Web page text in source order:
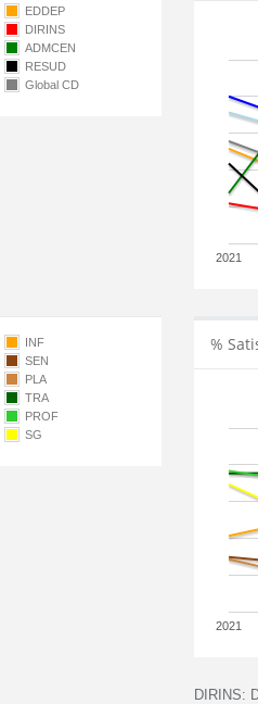
EDDEP
DIRINS
ADMCEN
RESUD
Global CD
2021
INF
SEN
PLA
TRA
PROF
SG
%
2021
DIRINS: